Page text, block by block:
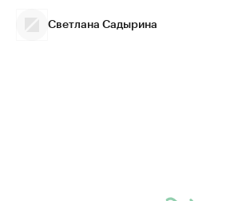
Светлана Садырина